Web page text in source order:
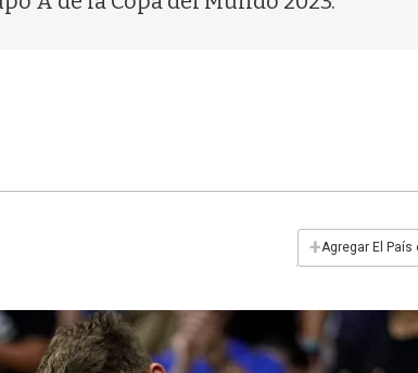
+Agregar El País